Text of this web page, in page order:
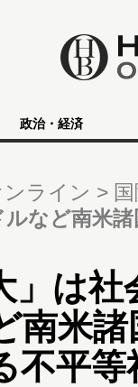
政治・経済
ライン
など南米
」は
南米
不平等